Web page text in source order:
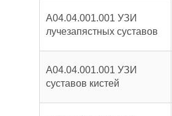
A04.04.001.001 УЗИ
лучезапястных суставов
A04.04.001.001 УЗИ
суставов кистей